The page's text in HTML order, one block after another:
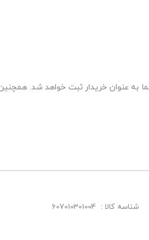
به عنوان خریدار ثبت خواهد شد.
شناسه کالا : 607010301004